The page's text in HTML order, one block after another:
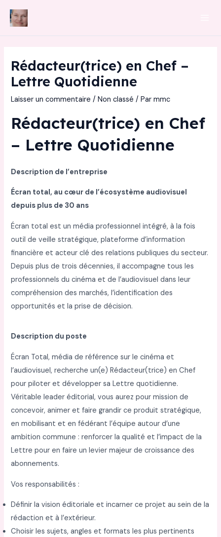
Rédacteur(trice) en Chef –
Lettre Quotidienne
Laisser un commentaire /Non classé / Parmmc
Rédacteur(trice) en Chef
– Lettre Quotidienne
Description de l’entreprise
Écran total, au cœur de l’écosystème audiovisuel
depuis plus de 30 ans
Écran total est un média professionnel intégré, à la fois
outil de veille stratégique, plateforme d’information
financière et acteur clé des relations publiques du secteur.
Depuis plus de trois décennies, il accompagne tous les
professionnels du cinéma et de l’audiovisuel dans leur
compréhension des marchés, l’identification des
opportunités et la prise de décision.
Description du poste
Écran Total, média de référence sur le cinéma et
l’audiovisuel, recherche un(e) Rédacteur(trice) en Chef
pour piloter et développer sa Lettre quotidienne.
Véritable leader éditorial, vous aurez pour mission de
concevoir, animer et faire grandir ce produit stratégique,
en mobilisant et en fédérant l’équipe autour d’une
ambition commune : renforcer la qualité et l’impact de la
Lettre pour en faire un levier majeur de croissance des
abonnements.
Vos responsabilités :
Définir la vision éditoriale et incarner ce projet au sein de la
rédaction et à l’extérieur.
Choisir les sujets, angles et formats les plus pertinents